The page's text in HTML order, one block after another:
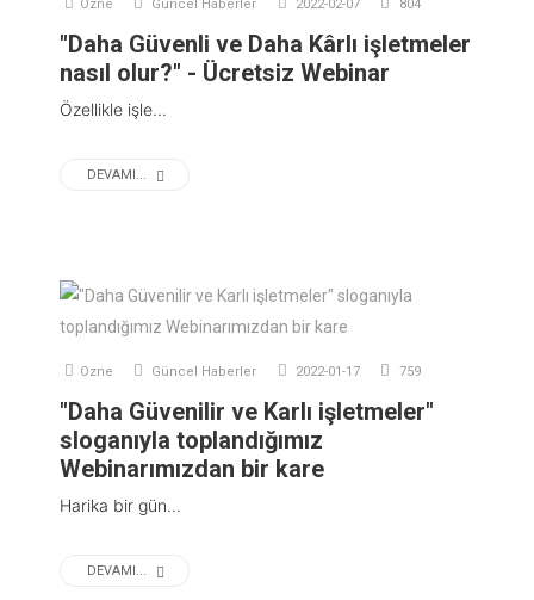
Ozne Güncel Haberler 2022-02-07 804
"Daha Güvenli ve Daha Kârlı işletmeler
nasıl olur?" - Ücretsiz Webinar
Özellikle işle...
DEVAMI...
Ozne Güncel Haberler 2022-01-17 759
"Daha Güvenilir ve Karlı işletmeler"
sloganıyla toplandığımız
Webinarımızdan bir kare
Harika bir gün...
DEVAMI...